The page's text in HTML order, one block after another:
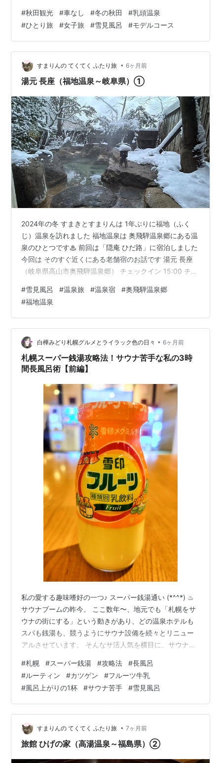
て無理」「でも憧れの雪見露天風呂に入りたい」——そ
んな方に向け、JRとバスだけで乳頭温泉・横手かまくら
を巡る2泊3日プランを、分単位・1円単位の実数で徹底解
説します。 ❄️ 【結論】冬の車なし旅を成功させる3つの
ポイント1. 拠点は「秋田駅」一択：駅直結・徒歩5分圏内
の宿に荷物を預けて身軽に…
#秋田観光 #車なし #冬の秋田 #乳頭温泉
#ひとり旅 #女子旅 #雪見風呂 #モデルコース
すまりんの てくてく ふたり旅 • 6ヶ月前
湯元 長座（福地温泉～岐阜県）①
2024年の冬 すまきとすまりんは 1年ぶりに福地（ふく
じ）温泉を訪れました 福地温泉は 奥飛騨温泉郷にある温
泉のひとつです♨ 前回は「隠庵 ひだ路」に宿泊しました
今回は そのすぐ近くにある老舗宿のお話です 湯元 長座
（岐阜県高山市奥飛騨温泉郷） チェックイン 15:00 チェ
が👇 すまりんたちは車で訪れました🚗 さすが すごい積雪
量ですね！ 駐車場もどこに車をとめて良いかわからない
状態でしたが 敷地内に入るとスタッフのかたが出てこら
れ 迎え入れて下さいました もうすぐお正月 という時期
でしたから 門松が飾られていました 本館へは長い…
#雪見風呂 #温泉旅 #温泉宿 #奥飛騨温泉郷
#福地温泉
白樺みどり札幌グルメとライラック色の日々 • 6ヶ月前
札幌スーパー銭湯攻略法！サウナ苦手な私の3時
間長風呂術【前編】
私の愛する趣味嗜好の一つ♪ スーパー銭湯通い (*^^*) ♨
サウナブームの昨今。 ここ数年〜、地元でも「札幌をサ
ウナの街にする」という動きがあり、どの温泉ホテルも
スパも銭湯も、競うようにサウナ設備を続々とリニュー
アルさせています。 そんなサ活人気を横目に、サウナは
(*_*; でもお風呂は大好き♪ 雪見の露天風呂なんて最高で
す (*´꒳`*) スーパー銭湯に行くと、入浴時間は平均して3
時間かな？ 髪を乾かしたりする時間を入れると、最低で
も３時間半は必要です。 お風呂でそんなに長く何してる
の (?_?) と聞かれる事があるのですが…
#札幌 #スーパー銭湯 #攻略法 #長風呂
#ルーティン #カツゲン #フルーツ牛乳
#風呂上がりの1杯 #サウナ苦手 #雪見風呂
すまりんの てくてく ふたり旅 • 7ヶ月前
旅館 ひげの家（高湯温泉～福島県）②